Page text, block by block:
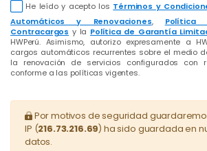
He leído y acepto los Términos y
Automáticos y Renovaciones, Política
Contracargos y la Política de Garantía
HWPerú. Asimismo, autorizo expresamente a
cargos automáticos recurrentes sobre el medio
la renovación de servicios configurados con
conforme a las políticas vigentes.
Por motivos de seguridad
IP (216.73.216.69) ha sido guardada en
datos.